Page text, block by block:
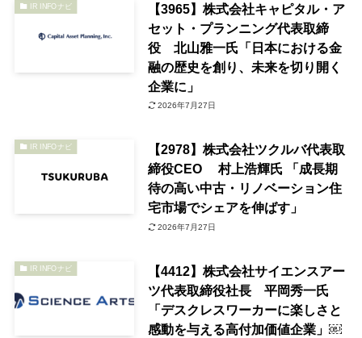
IR INFOナビ
【3965】株式会社キャピタル・ア
セット・プランニング代表取締
役 北山雅一氏「日本における金
融の歴史を創り、未来を切り開く
企業に」
2026年7月27日
IR INFOナビ
【2978】株式会社ツクルバ代表取
締役CEO 村上浩輝氏 「成長期
待の高い中古・リノベーション住
宅市場でシェアを伸ばす」
2026年7月27日
IR INFOナビ
【4412】株式会社サイエンスアー
ツ代表取締役社長 平岡秀一氏
「デスクレスワーカーに楽しさと
感動を与える高付加価値企業」￼